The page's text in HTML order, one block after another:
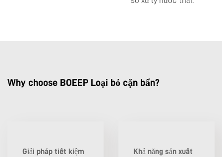
Why choose BOEEP Loại bỏ cặn bẩn?
Giải pháp tiết kiệm
Khả năng sản xuất